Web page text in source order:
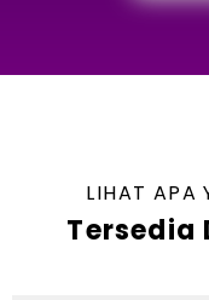
LIHAT APA
Tersedia